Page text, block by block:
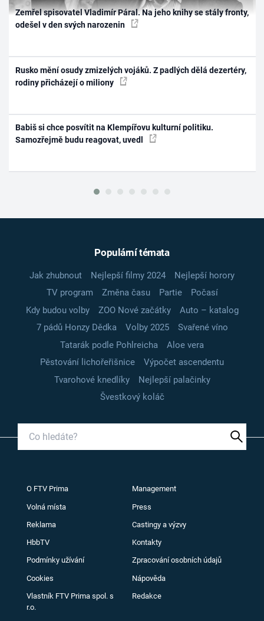
Zemřel spisovatel Vladimír Páral. Na jeho knihy se stály fronty,
odešel v den svých narozenin
Rusko mění osudy zmizelých vojáků. Z padlých dělá dezertéry,
rodiny přicházejí o miliony
Babiš si chce posvítit na Klempířovu kulturní politiku.
Samozřejmě budu reagovat, uvedl
Populární témata
Jak zhubnout Nejlepší filmy 2024
Nejlepší horory
TV program
Změna času Partie
Počasí
Kdy budou volby
ZOO Nové začátky
Auto – katalog
7 pádů Honzy Dědka
Volby 2025
Svařené víno
Tatarák podle Pohlreicha
Aloe vera
Pěstování lichořeřišnice
Výpočet ascendentu
Tvarohové knedlíky
Nejlepší palačinky
Švestkový koláč
O FTV Prima Management
Volná místa Press
Reklama Castingy a výzvy
HbbTV Kontakty
Podmínky užívání Zpracování osobních údajů
Cookies Nápověda
Vlastník FTV Prima spol. s
r.o.
Redakce